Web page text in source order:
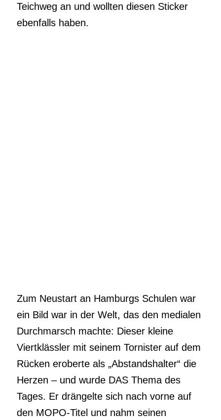
Teichweg an und wollten diesen Sticker
ebenfalls haben.
Zum Neustart an Hamburgs Schulen war
ein Bild war in der Welt, das den medialen
Durchmarsch machte: Dieser kleine
Viertklässler mit seinem Tornister auf dem
Rücken eroberte als „Abstandshalter“ die
Herzen – und wurde DAS Thema des
Tages. Er drängelte sich nach vorne auf
den MOPO-Titel und nahm seinen